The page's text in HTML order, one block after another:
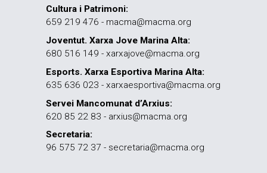
Cultura i Patrimoni:
659 219 476 - macma@macma.org
Joventut. Xarxa Jove Marina Alta:
680 516 149 - xarxajove@macma.org
Esports. Xarxa Esportiva Marina Alta:
635 636 023 - xarxaesportiva@macma.org
Servei Mancomunat d’Arxius:
620 85 22 83 - arxius@macma.org
Secretaria:
96 575 72 37 - secretaria@macma.org